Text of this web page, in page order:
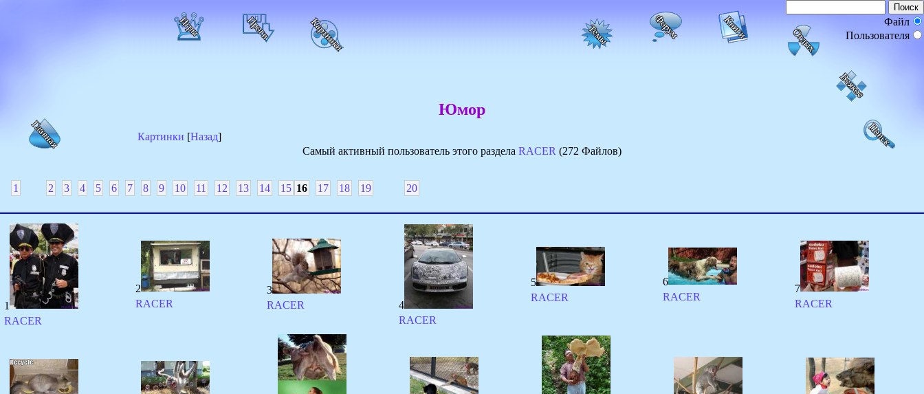
Файл
Пользователя
Картинки [Назад]
Юмор
Самый активный пользователь этого раздела RACER (272 Файлов)
1 2 3 4 5 6 7 8 9 10 11 12 13 14 15 16 17 18 19 20
1
RACER
2
RACER
3
RACER
4
RACER
5
RACER
6
RACER
7
RACER